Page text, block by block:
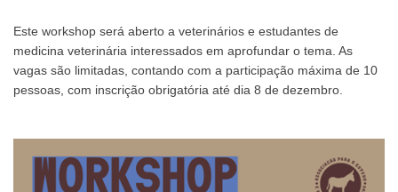
Este workshop será aberto a veterinários e estudantes de
medicina veterinária interessados em aprofundar o tema. As
vagas são limitadas, contando com a participação máxima de 10
pessoas, com inscrição obrigatória até dia 8 de dezembro.